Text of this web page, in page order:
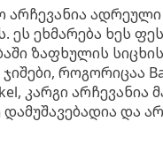
არჩევანია
ეს ეხმარება ხეს
ზაფხულის
როგორიცაა
კარგი არჩევანია
დამუშავებადია და